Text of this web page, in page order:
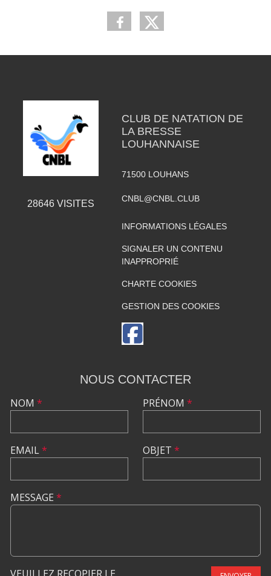
28646VISITES
CLUB DE NATATION DE
LA BRESSE
LOUHANNAISE
71500 LOUHANS
CNBL@CNBL.CLUB
INFORMATIONS LÉGALES
SIGNALER UN CONTENU
INAPPROPRIÉ
CHARTE COOKIES
GESTION DES COOKIES
NOUS CONTACTER
NOM *
EMAIL*
PRÉNOM *
OBJET *
MESSAGE *